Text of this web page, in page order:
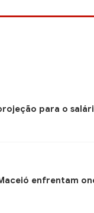
para o
enfrentam